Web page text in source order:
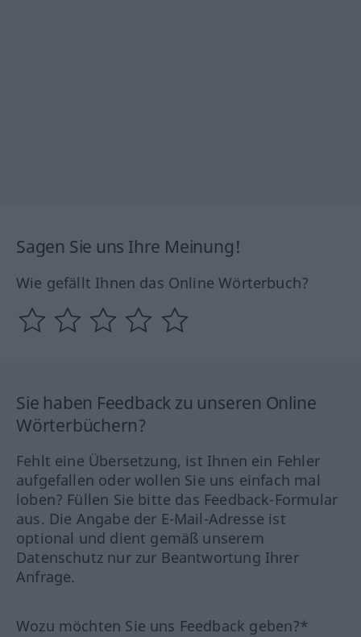
Sagen Sie uns Ihre Meinung!
Wie gefällt Ihnen das Online Wörterbuch?
Sie haben Feedback zu unseren Online
Wörterbüchern?
Fehlt eine Übersetzung, ist Ihnen ein Fehler
aufgefallen oder wollen Sie uns einfach mal
loben? Füllen Sie bitte das Feedback-Formular
aus. Die Angabe der E-Mail-Adresse ist
optional und dient gemäß unserem
Datenschutz nur zur Beantwortung Ihrer
Anfrage.
Wozu möchten Sie uns Feedback geben?*